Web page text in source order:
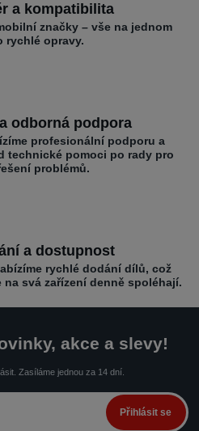
a kompatibilita
značky – vše na jednom
rychlé opravy.
odborná podpora
profesionální podporu a
technické pomoci po rady pro
problémů.
a dostupnost
rychlé dodání dílů, což
svá zařízení denně spoléhají.
akce a slevy!
Zasíláme jednou za 14 dní.
Přihlásit se